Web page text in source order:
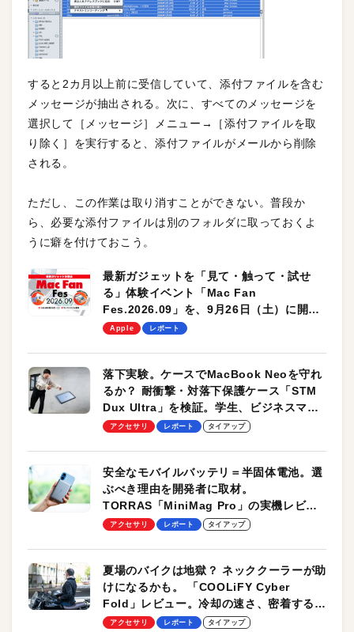
すると2カ月以上前に受信していて、添付ファイルを含む
メッセージが抽出される。次に、すべてのメッセージを
選択して［メッセージ］メニュー→［添付ファイルを取
り除く］を実行すると、添付ファイルがメールから削除
される。
ただし、この作業は取り消すことができない。普段か
ら、必要な添付ファイルは別のフォルダに取っておくよ
うに癖を付けておこう。
最新ガジェットを「見て・触って・試せ
る」体験イベント「Mac Fan
Fes.2026.09」を、9月26日（土）に開催
します！
Apple レポート
落下実験。ケースでMacBook Neoを守れ
るか？ 耐衝撃・対落下保護ケース「STM
Dux Ultra」を検証。学生、ビジネスマン
のモバイルユースに最適！
アクセサリ レポート タイアップ
安全なモバイルバッテリ＝半固体電池。選
ぶべき理由を開発者に取材。
TORRAS「MiniMag Pro」の実機レビュ
ーも
アクセサリ レポート タイアップ
夏場のバイクは地獄？ ネッククーラーが助
けになるかも。 「COOLiFY Cyber
Fold」レビュー。冷却の速さ、密着する冷
却プレート、シンプルな操作性がグッド！
アクセサリ レポート タイアップ